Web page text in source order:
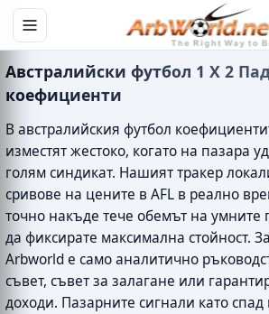
Австралийски футбол 1 X 2
коефициенти
В австралийския футбол
изместят жестоко, когато на пазара
голям синдикат. Нашият тракер
сривове на цените в AFL в реално
точно накъде тече обемът на умните
да фиксирате максимална стойност.
Arbworld е само аналитично
съвет, съвет за залагане или
доходи. Пазарните сигнали като